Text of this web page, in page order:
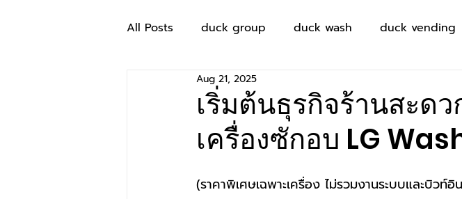
All Posts duck group duck wash duck vending
เริ่มต้นธุรกิจร้านสะด
เครื่องซักอบ LG
Aug 21, 2025
(ราคาพิเศษเฉพาะเครื่อง ไม่รวมงานระบบและบิวท์อิ